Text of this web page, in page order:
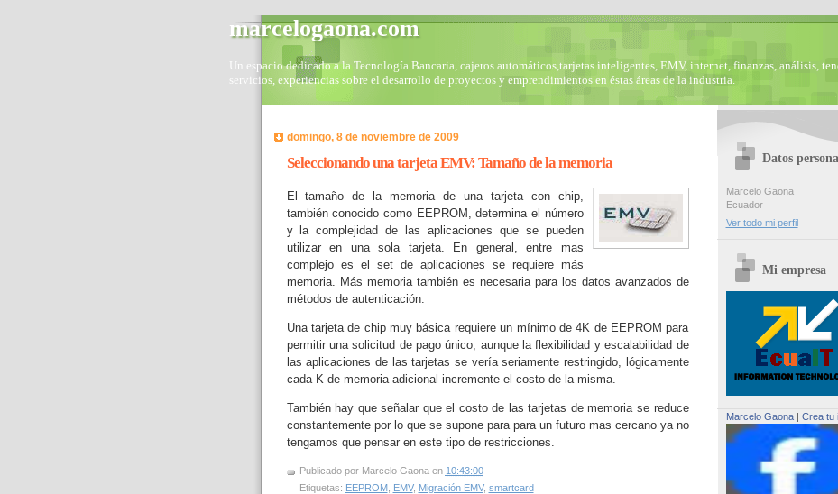
marcelogaona.com
Un espacio dedicado a la Tecnología Bancaria, cajeros automáticos,tarjetas inteligentes, EMV, internet, finanzas, análisis,
servicios, experiencias sobre el desarrollo de proyectos y emprendimientos en éstas áreas de la industria.
domingo, 8 de noviembre de 2009
Seleccionando una tarjeta EMV: Tamaño de la memoria
El tamaño de la memoria de una tarjeta con chip,
también conocido como EEPROM, determina el número
y la complejidad de las aplicaciones que se pueden
utilizar en una sola tarjeta. En general, entre mas
complejo es el set de aplicaciones se requiere más
memoria. Más memoria también es necesaria para los datos avanzados de
métodos de autenticación.
Una tarjeta de chip muy básica requiere un mínimo de 4K de EEPROM para
permitir una solicitud de pago único, aunque la flexibilidad y escalabilidad de
las aplicaciones de las tarjetas se vería seriamente restringido, lógicamente
cada K de memoria adicional incremente el costo de la misma.
También hay que señalar que el costo de las tarjetas de memoria se reduce
constantemente por lo que se supone para para un futuro mas cercano ya no
tengamos que pensar en este tipo de restricciones.
Publicado por Marcelo Gaona en 10:43:00
Etiquetas: EEPROM, EMV, Migración EMV, smartcard
Datos
Marcelo Gaona
Ecuador
Ver todo mi perfil
Mi empresa
Marcelo Gaona| Crea tu